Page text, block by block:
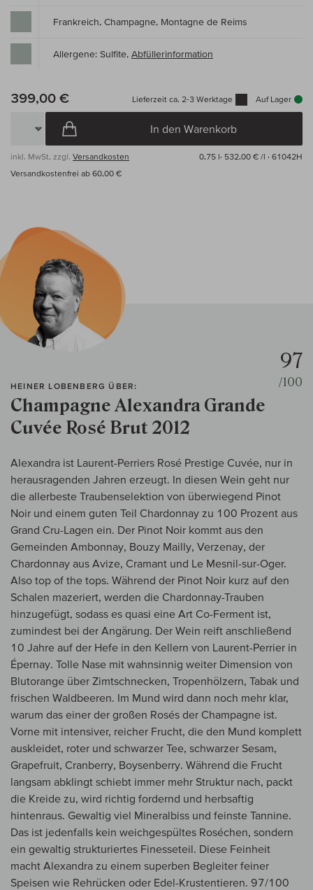
Frankreich, Champagne, Montagne de Reims
Allergene: Sulfite, Abfüllerinformation
399,00 € Lieferzeit ca. 2-3 Werktage Auf Lager
In den Warenkorb
inkl. MwSt, zzgl. Versandkosten 0,75 l· 532,00 € /l · 61042H
Versandkostenfrei ab 60,00 €
HEINER LOBENBERG ÜBER:
Champagne Alexandra Grande
Cuvée Rosé Brut 2012
97
/100
Alexandra ist Laurent-Perriers Rosé Prestige Cuvée, nur in
herausragenden Jahren erzeugt. In diesen Wein geht nur
die allerbeste Traubenselektion von überwiegend Pinot
Noir und einem guten Teil Chardonnay zu 100 Prozent aus
Grand Cru-Lagen ein. Der Pinot Noir kommt aus den
Gemeinden Ambonnay, Bouzy Mailly, Verzenay, der
Chardonnay aus Avize, Cramant und Le Mesnil-sur-Oger.
Also top of the tops. Während der Pinot Noir kurz auf den
Schalen mazeriert, werden die Chardonnay-Trauben
hinzugefügt, sodass es quasi eine Art Co-Ferment ist,
zumindest bei der Angärung. Der Wein reift anschließend
10 Jahre auf der Hefe in den Kellern von Laurent-Perrier in
Épernay. Tolle Nase mit wahnsinnig weiter Dimension von
Blutorange über Zimtschnecken, Tropenhölzern, Tabak und
frischen Waldbeeren. Im Mund wird dann noch mehr klar,
warum das einer der großen Rosés der Champagne ist.
Vorne mit intensiver, reicher Frucht, die den Mund komplett
auskleidet, roter und schwarzer Tee, schwarzer Sesam,
Grapefruit, Cranberry, Boysenberry. Während die Frucht
langsam abklingt schiebt immer mehr Struktur nach, packt
die Kreide zu, wird richtig fordernd und herbsaftig
hintenraus. Gewaltig viel Mineralbiss und feinste Tannine.
Das ist jedenfalls kein weichgespültes Roséchen, sondern
ein gewaltig strukturiertes Finesseteil. Diese Feinheit
macht Alexandra zu einem superben Begleiter feiner
Speisen wie Rehrücken oder Edel-Krustentieren. 97/100